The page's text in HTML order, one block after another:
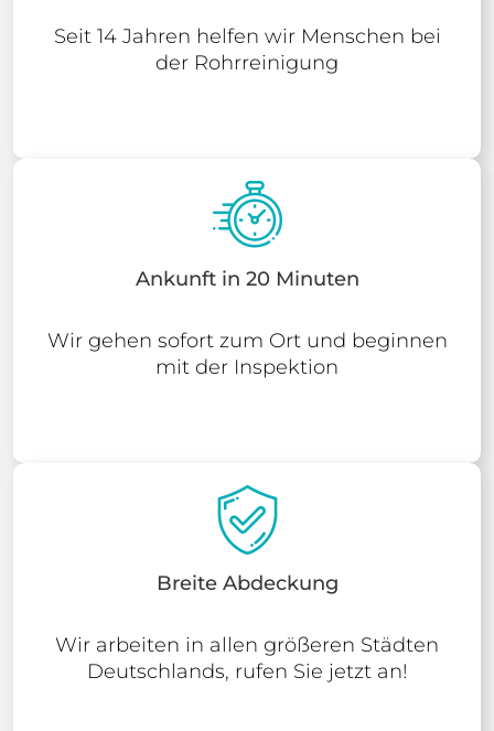
Seit 14 Jahren helfen wir Menschen bei
der Rohrreinigung
Ankunft in 20 Minuten
Wir gehen sofort zum Ort und beginnen
mit der Inspektion
Breite Abdeckung
Wir arbeiten in allen größeren Städten
Deutschlands, rufen Sie jetzt an!